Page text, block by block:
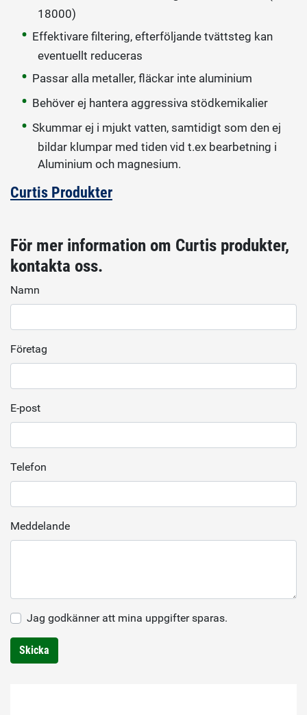
18000)
Effektivare filtering, efterföljande tvättsteg kan
eventuellt reduceras
Passar alla metaller, fläckar inte aluminium
Behöver ej hantera aggressiva stödkemikalier
Skummar ej i mjukt vatten, samtidigt som den ej
bildar klumpar med tiden vid t.ex bearbetning i
Aluminium och magnesium.
Curtis Produkter
För mer information om Curtis produkter,
kontakta oss.
Namn
Företag
E-post
Telefon
Meddelande
Jag godkänner att mina uppgifter sparas.
Skicka